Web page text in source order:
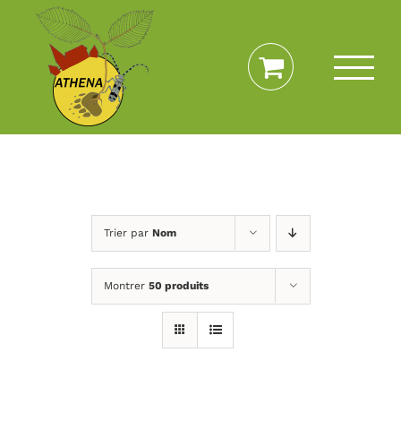
Passer
contenu
Trier par Nom
Montrer 50 produits